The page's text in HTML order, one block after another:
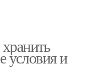
условия и